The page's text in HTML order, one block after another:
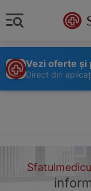
Vezi oferte și
Direct din